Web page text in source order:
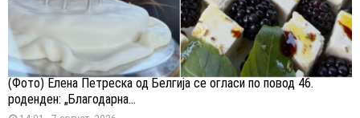
(Фото) Елена Петреска од Белгија се огласи по повод 46.
роденден: „Благодарна...